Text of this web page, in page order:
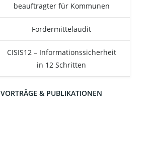
be­auf­trag­ter für Kommunen
För­der­mit­tel­au­dit
CISIS12 – Infor­ma­ti­ons­si­cher­heit
in 12 Schritten
VOR­TRÄ­GE & PUBLIKATIONEN